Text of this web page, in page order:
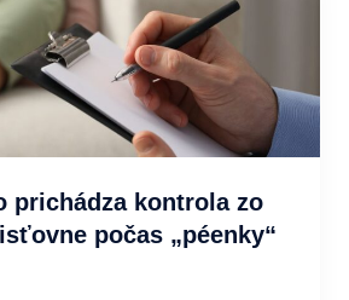
prichádza kontrola zo
počas „péenky“